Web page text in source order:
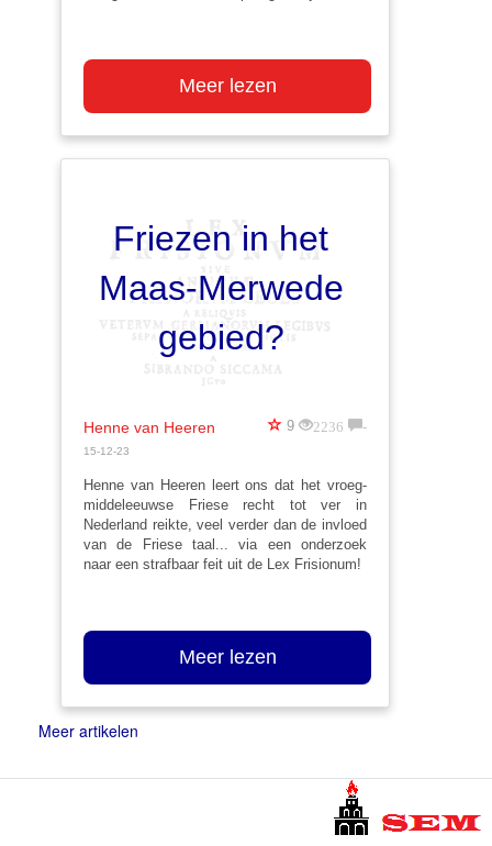
Meer lezen
Friezen in het
Maas-Merwede
gebied?
Henne van Heeren
15-12-23
9 2236 -
Henne van Heeren leert ons dat het vroeg-
middeleeuwse Friese recht tot ver in
Nederland reikte, veel verder dan de invloed
van de Friese taal... via een onderzoek
naar een strafbaar feit uit de Lex Frisionum!
Meer lezen
Meer artikelen